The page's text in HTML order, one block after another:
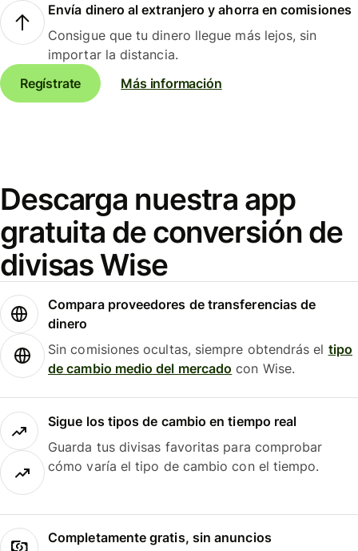
Envía dinero al extranjero y ahorra en comisiones
Consigue que tu dinero llegue más lejos, sin
importar la distancia.
Regístrate
Más información
Descarga nuestra app
gratuita de conversión de
divisas Wise
Compara proveedores de transferencias de
dinero
Sin comisiones ocultas, siempre obtendrás el tipo
de cambio medio del mercado con Wise.
Sigue los tipos de cambio en tiempo real
Guarda tus divisas favoritas para comprobar
cómo varía el tipo de cambio con el tiempo.
Completamente gratis, sin anuncios